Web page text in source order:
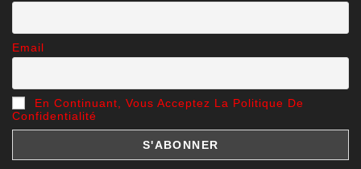
Email
En Continuant, Vous Acceptez La Politique De
Confidentialité